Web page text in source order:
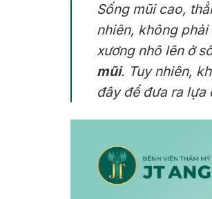
Sống mũi cao,
nhiên, không
xương nhô lên ở
mũi. Tuy nhiên,
đây để đưa ra lựa